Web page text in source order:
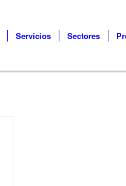
Servicios Sectores